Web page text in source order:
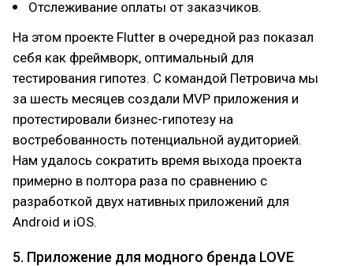
Отслеживание оплаты от заказчиков.
На этом проекте Flutter в очередной раз показал
себя как фреймворк, оптимальный для
тестирования гипотез. С командой Петровича мы
за шесть месяцев создали MVP приложения и
протестировали бизнес-гипотезу на
востребованность потенциальной аудиторией.
Нам удалось сократить время выхода проекта
примерно в полтора раза по сравнению с
разработкой двух нативных приложений для
Android и iOS.
5. Приложение для модного бренда LOVE